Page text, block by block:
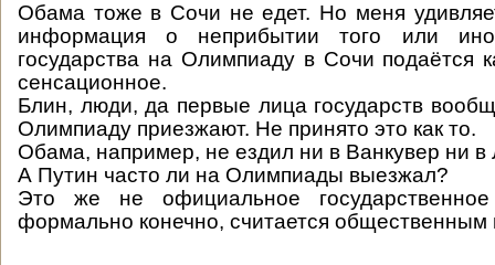
Обама тоже в Сочи не едет. Но меня
информация о неприбытии того или
государства на Олимпиаду в Сочи подаётся
сенсационное.
Блин, люди, да первые лица государств
Олимпиаду приезжают. Не принято это как то.
Обама, например, не ездил ни в Ванкувер ни
А Путин часто ли на Олимпиады выезжал?
Это же не официальное
формально конечно, считается общественным